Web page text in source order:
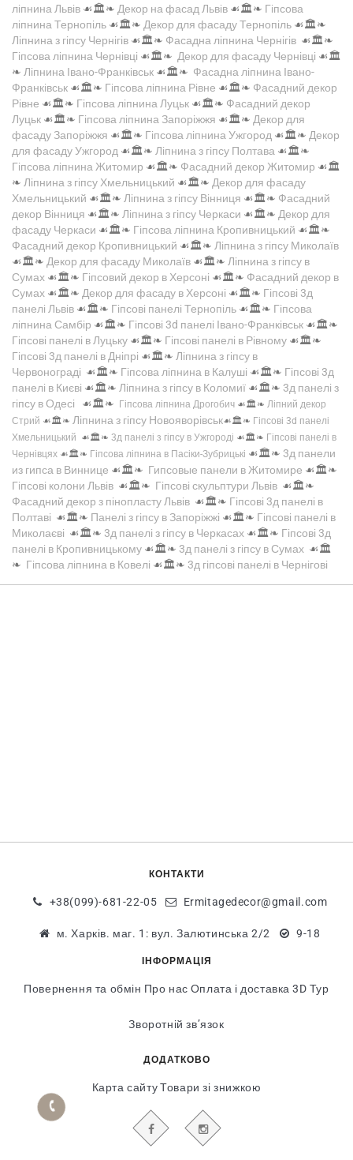
ліпнина Львів ☙🏛️❧ Декор на фасад Львів ☙🏛️❧ Гіпсова
ліпнина Тернопіль ☙🏛️❧ Декор для фасаду Тернопіль ☙🏛️❧
Ліпнина з гіпсу Чернігів ☙🏛️❧ Фасадна ліпнина Чернігів ☙🏛️❧
Гіпсова ліпнина Чернівці ☙🏛️❧ Декор для фасаду Чернівці ☙🏛️
❧ Ліпнина Івано-Франківськ ☙🏛️❧ Фасадна ліпнина Івано-
Франківськ ☙🏛️❧ Гіпсова ліпнина Рівне ☙🏛️❧ Фасадний декор
Рівне ☙🏛️❧ Гіпсова ліпнина Луцьк ☙🏛️❧ Фасадний декор
Луцьк ☙🏛️❧ Гіпсова ліпнина Запоріжжя ☙🏛️❧ Декор для
фасаду Запоріжжя ☙🏛️❧ Гіпсова ліпнина Ужгород ☙🏛️❧ Декор
для фасаду Ужгород ☙🏛️❧ Ліпнина з гіпсу Полтава ☙🏛️❧
Гіпсова ліпнина Житомир ☙🏛️❧ Фасадний декор Житомир ☙🏛️
❧ Ліпнина з гіпсу Хмельницький ☙🏛️❧ Декор для фасаду
Хмельницький ☙🏛️❧ Ліпнина з гіпсу Вінниця ☙🏛️❧ Фасадний
декор Вінниця ☙🏛️❧ Ліпнина з гіпсу Черкаси ☙🏛️❧ Декор для
фасаду Черкаси ☙🏛️❧ Гіпсова ліпнина Кропивницький ☙🏛️❧
Фасадний декор Кропивницький ☙🏛️❧ Ліпнина з гіпсу Миколаїв
☙🏛️❧ Декор для фасаду Миколаїв ☙🏛️❧ Ліпнина з гіпсу в
Сумах ☙🏛️❧ Гіпсовий декор в Херсоні ☙🏛️❧ Фасадний декор в
Сумах ☙🏛️❧ Декор для фасаду в Херсоні ☙🏛️❧ Гіпсові 3д
панелі Львів ☙🏛️❧ Гіпсові панелі Тернопіль ☙🏛️❧ Гіпсова
ліпнина Самбір ☙🏛️❧ Гіпсові 3d панелі Івано-Франківськ ☙🏛️❧
Гіпсові панелі в Луцьку ☙🏛️❧ Гіпсові панелі в Рівному ☙🏛️❧
Гіпсові 3д панелі в Дніпрі ☙🏛️❧ Ліпнина з гіпсу в
Червонограді ☙🏛️❧ Гіпсова ліпнина в Калуші ☙🏛️❧ Гіпсові 3д
панелі в Києві ☙🏛️❧ Ліпнина з гіпсу в Коломиї ☙🏛️❧ 3д панелі з
гіпсу в Одесі ☙🏛️❧ Гіпсова ліпнина Дрогобич ☙🏛️❧ Ліпний декор
Стрий ☙🏛️❧ Ліпнина з гіпсу Новояворівськ☙🏛️❧ Гіпсові 3d панелі
Хмельницький ☙🏛️❧ 3д панелі з гіпсу в Ужгороді ☙🏛️❧ Гіпсові панелі в
Чернівцях ☙🏛️❧ Гіпсова ліпнина в Пасіки-Зубрицькі ☙🏛️❧ 3д панели
из гипса в Виннице ☙🏛️❧ Гипсовые панели в Житомире ☙🏛️❧
Гіпсові колони Львів ☙🏛️❧ Гіпсові скульптури Львів ☙🏛️❧
Фасадний декор з пінопласту Львів ☙🏛️❧ Гіпсові 3д панелі в
Полтаві ☙🏛️❧ Панелі з гіпсу в Запоріжжі ☙🏛️❧ Гіпсові панелі в
Миколаєві ☙🏛️❧ 3д панелі з гіпсу в Черкасах ☙🏛️❧ Гіпсові 3д
панелі в Кропивницькому ☙🏛️❧ 3д панелі з гіпсу в Сумах ☙🏛️
❧ Гіпсова ліпнина в Ковелі ☙🏛️❧ 3д гіпсові панелі в Чернігові
КОНТАКТИ
+38(099)-681-22-05 Ermitagedecor@gmail.com
м. Харків. маг. 1: вул. Залютинська 2/2 9-18
ІНФОРМАЦІЯ
Повернення та обмін Про нас Оплата і доставка 3D Тур
Зворотній зв’язок
ДОДАТКОВО
Карта сайту Товари зі знижкою